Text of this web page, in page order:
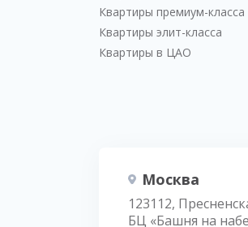
Квартиры премиум-класса
Квартиры элит-класса
Квартиры в ЦАО
Москва
123112,
БЦ «Башня на